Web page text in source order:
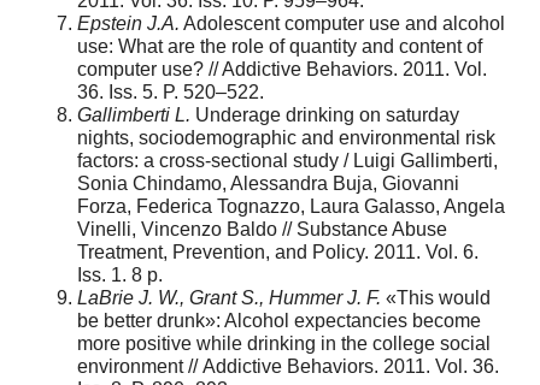
Epstein J.A. Adolescent computer use and alcohol
use: What are the role of quantity and content of
computer use? // Addictive Behaviors. 2011. Vol.
36. Iss. 5. P. 520–522.
Gallimberti L. Underage drinking on saturday
nights, sociodemographic and environmental risk
factors: a cross-sectional study / Luigi Gallimberti,
Sonia Chindamo, Alessandra Buja, Giovanni
Forza, Federica Tognazzo, Laura Galasso, Angela
Vinelli, Vincenzo Baldo // Substance Abuse
Treatment, Prevention, and Policy. 2011. Vol. 6.
Iss. 1. 8 p.
LaBrie J. W., Grant S., Hummer J. F. «This would
be better drunk»: Alcohol expectancies become
more positive while drinking in the college social
environment // Аddictive Behaviors. 2011. Vol. 36.